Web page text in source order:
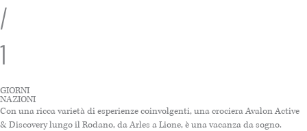
/
1
GIORNI
NAZIONI
Con una ricca varietà di esperienze coinvolgenti, una crociera Avalon Active
& Discovery lungo il Rodano, da Arles a Lione, è una vacanza da sogno.